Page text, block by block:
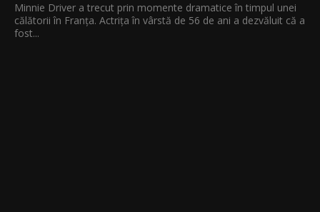
Minnie Driver a trecut prin momente dramatice în timpul unei
călătorii în Franța. Actrița în vârstă de 56 de ani a dezvăluit că a
fost...